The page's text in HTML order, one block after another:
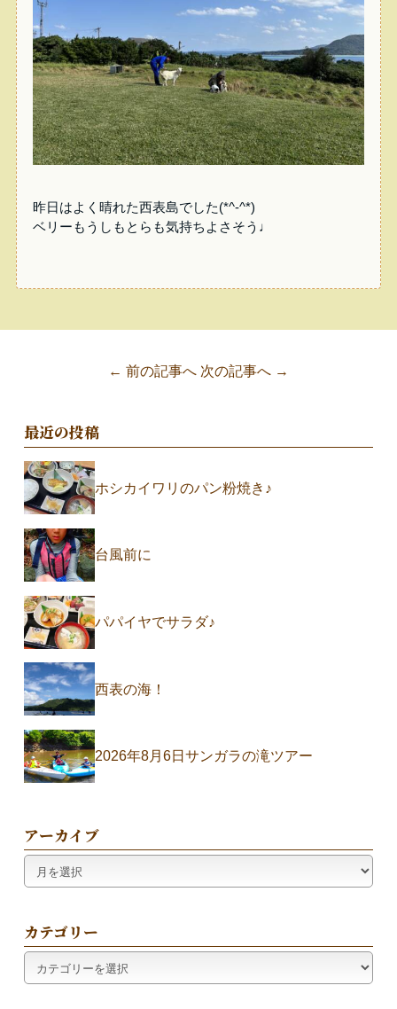
最近の投稿
ホシカイワリのパン粉焼き♪
台風前に
パパイヤでサラダ♪
西表の海！
2026年8月6日サンガラの滝ツアー
アーカイブ
ー
イ
ブ
カテゴリー
テ
昨日はよく晴れた西表島でした(*^-^*)
ベリーもうしもとらも気持ちよさそう♩
← 前の記事へ 次の記事へ →